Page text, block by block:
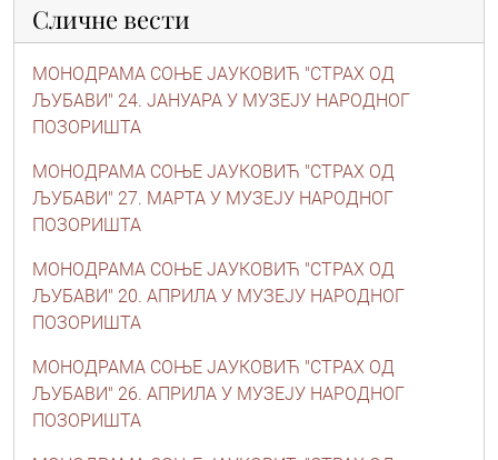
Сличне вести
МОНОДРАМА СОЊЕ ЈАУКОВИЋ "СТРАХ ОД
ЉУБАВИ" 24. ЈАНУАРА У МУЗЕЈУ НАРОДНОГ
ПОЗОРИШТА
МОНОДРАМА СОЊЕ ЈАУКОВИЋ "СТРАХ ОД
ЉУБАВИ" 27. МАРТА У МУЗЕЈУ НАРОДНОГ
ПОЗОРИШТА
МОНОДРАМА СОЊЕ ЈАУКОВИЋ "СТРАХ ОД
ЉУБАВИ" 20. АПРИЛА У МУЗЕЈУ НАРОДНОГ
ПОЗОРИШТА
МОНОДРАМА СОЊЕ ЈАУКОВИЋ "СТРАХ ОД
ЉУБАВИ" 26. АПРИЛА У МУЗЕЈУ НАРОДНОГ
ПОЗОРИШТА